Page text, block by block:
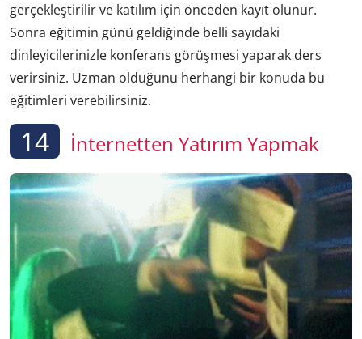
gerçekleştirilir ve katılım için önceden kayıt olunur.
Sonra eğitimin günü geldiğinde belli sayıdaki
dinleyicilerinizle konferans görüşmesi yaparak ders
verirsiniz. Uzman olduğunu herhangi bir konuda bu
eğitimleri verebilirsiniz.
14 İnternetten Yatırım Yapmak